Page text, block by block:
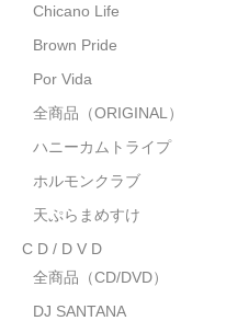
DJ SANTANA
Japanese Rap
MotiveRecords
グ ッ ズ
Chicano Life
Brown Pride
Por Vida
全商品（ORIGINAL）
ハニーカムトライプ
ホルモンクラブ
天ぷらまめすけ
C D / D V D
全商品（CD/DVD）
DJ SANTANA